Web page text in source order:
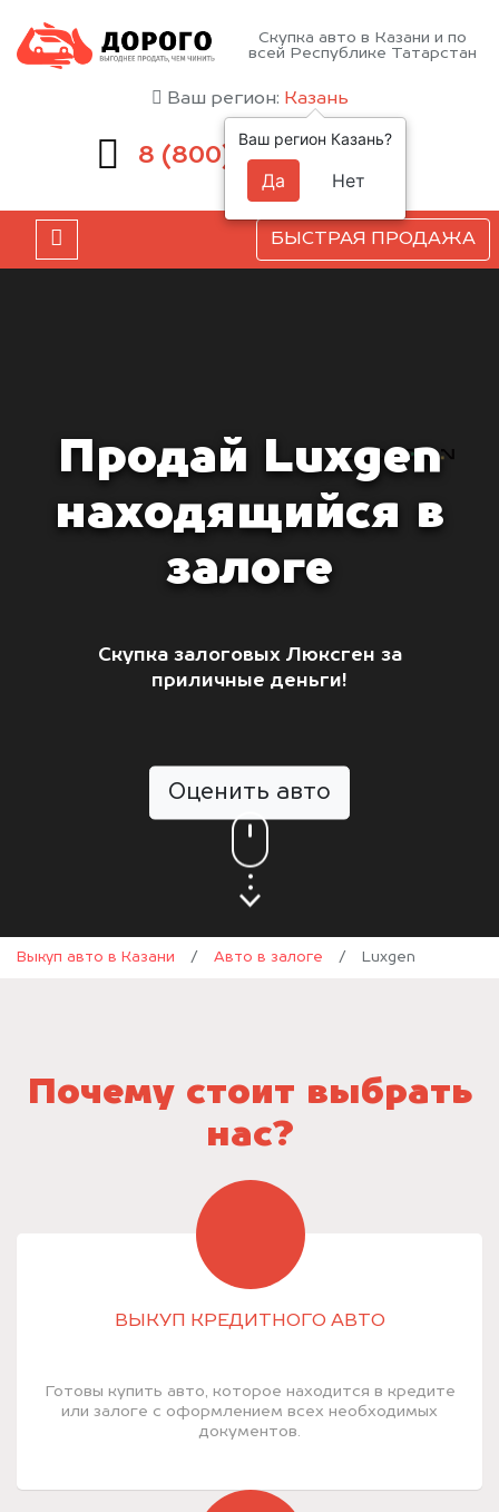
Скупка авто в Казани и по
всей Республике Татарстан
Ваш регион: Казань
8 (800) 551-81-15
БЫСТРАЯ ПРОДАЖА
Продай Luxgen
находящийся в
залоге
Скупка залоговых Люксген за
приличные деньги!
Оценить авто
Выкуп авто в Казани / Авто в залоге / Luxgen
Почему стоит выбрать
нас?
ВЫКУП КРЕДИТНОГО АВТО
Готовы купить авто, которое находится в кредите
или залоге с оформлением всех необходимых
документов.
Ваш регион Казань?
Да Нет